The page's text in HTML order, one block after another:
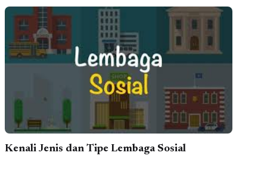
Kenali Jenis dan Tipe Lembaga Sosial